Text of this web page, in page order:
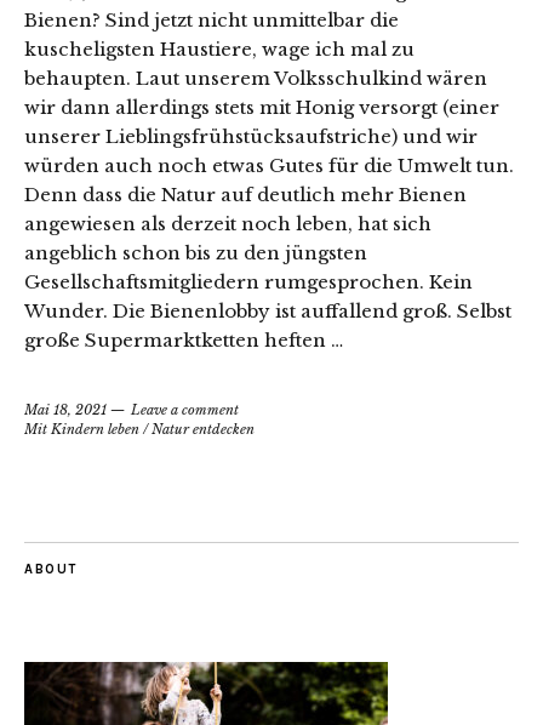
Bienen? Sind jetzt nicht unmittelbar die
kuscheligsten Haustiere, wage ich mal zu
behaupten. Laut unserem Volksschulkind wären
wir dann allerdings stets mit Honig versorgt (einer
unserer Lieblingsfrühstücksaufstriche) und wir
würden auch noch etwas Gutes für die Umwelt tun.
Denn dass die Natur auf deutlich mehr Bienen
angewiesen als derzeit noch leben, hat sich
angeblich schon bis zu den jüngsten
Gesellschaftsmitgliedern rumgesprochen. Kein
Wunder. Die Bienenlobby ist auffallend groß. Selbst
große Supermarktketten heften …
Mai 18, 2021
Leave a comment
Mit Kindern leben /Natur entdecken
ABOUT